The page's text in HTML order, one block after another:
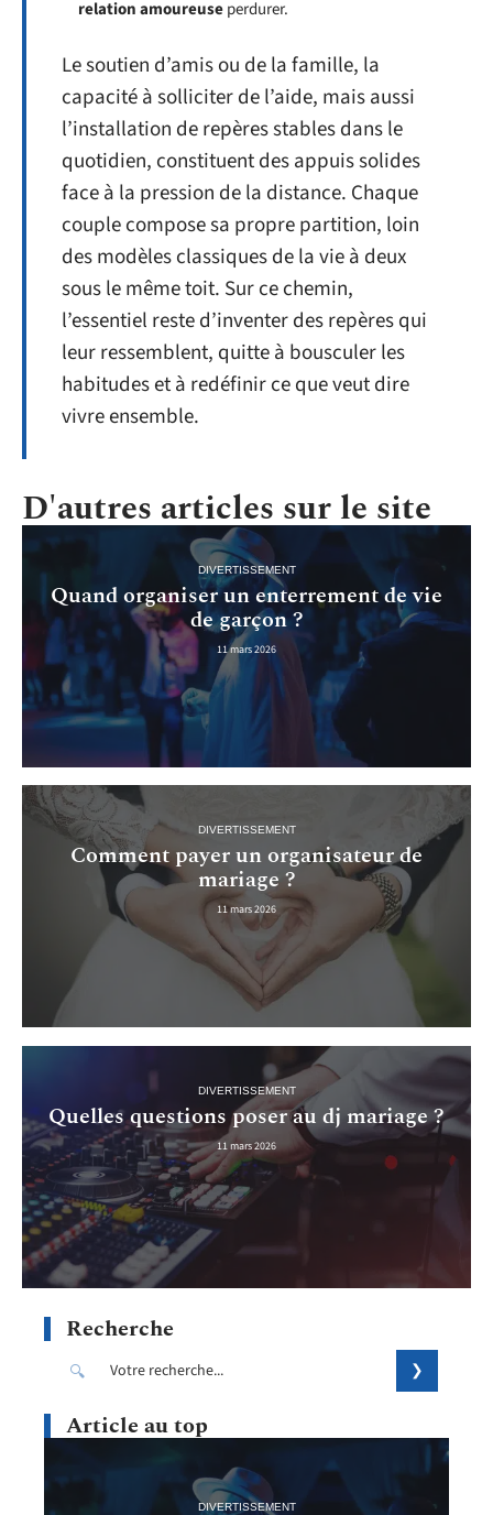
relation amoureuseperdurer.
Le soutien d’amis ou de la famille, la
capacité à solliciter de l’aide, mais aussi
l’installation de repères stables dans le
quotidien, constituent des appuis solides
face à la pression de la distance. Chaque
couple compose sa propre partition, loin
des modèles classiques de la vie à deux
sous le même toit. Sur ce chemin,
l’essentiel reste d’inventer des repères qui
leur ressemblent, quitte à bousculer les
habitudes et à redéfinir ce que veut dire
vivre ensemble.
D'autres articles sur le site
DIVERTISSEMENT
Quand organiser un enterrement de vie
de garçon ?
11 mars 2026
DIVERTISSEMENT
Comment payer un organisateur de
mariage ?
11 mars 2026
DIVERTISSEMENT
Quelles questions poser au dj mariage ?
11 mars 2026
Recherche
Article au top
DIVERTISSEMENT